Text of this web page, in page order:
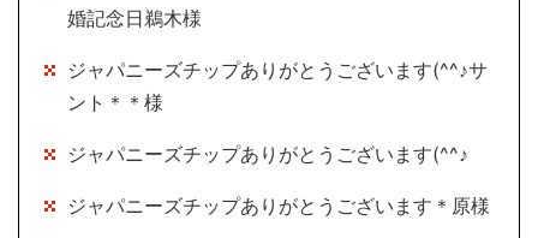
婚記念日鵜木様
ジャパニーズチップありがとうございます(^^♪サ
ント＊＊様
ジャパニーズチップありがとうございます(^^♪
ジャパニーズチップありがとうございます＊原様